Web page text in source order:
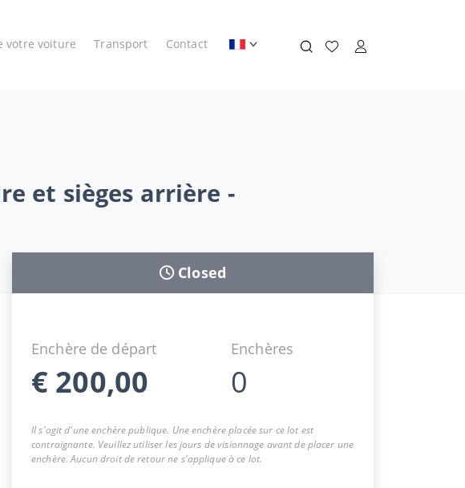
votre voiture Transport Contact
et sièges arrière -
Closed
Enchère de départ
€ 200,00
Enchères
0
Il s'agit d'une enchère publique. Une enchère placée sur ce lot est
contraignante. Veuillez utiliser les jours de visionnage avant de placer une
enchère. Aucun droit de retour ne s'applique à ce lot.